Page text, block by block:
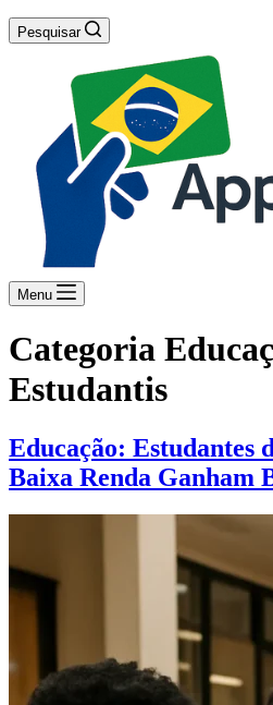
Pesquisar
Menu
Categoria
Estudantis
Educação: Estudantes
Baixa Renda Ganham